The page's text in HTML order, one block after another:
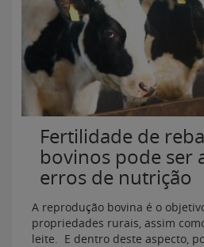
Fertilidade de
bovinos pode ser
erros de nutrição
A reprodução bovina é o
propriedades rurais, assim
leite. E dentro deste aspecto,